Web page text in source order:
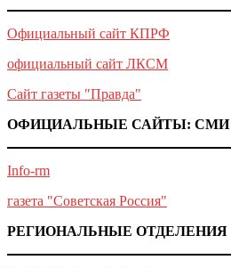
Официальный сайт КПРФ
официальный сайт ЛКСМ
Сайт газеты "Правда"
ОФИЦИАЛЬНЫЕ САЙТЫ: СМИ
Info-rm
газета "Советская Россия"
РЕГИОНАЛЬНЫЕ ОТДЕЛЕНИЯ